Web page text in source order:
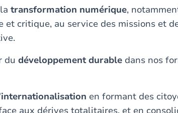
transformation numérique,
et critique, au service des missions et
du développement durable dans nos
en formant des
aux dérives totalitaires, et en